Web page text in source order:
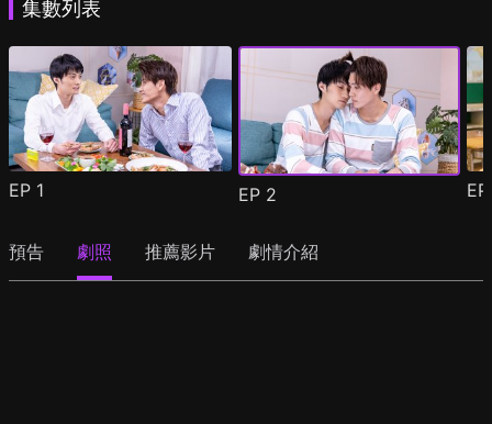
集數列表
EP 1 EP 2
預告 劇照 推薦影片 劇情介紹